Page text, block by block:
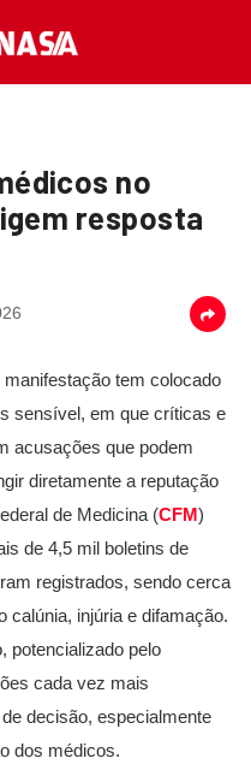
no
resposta
tem colocado
sensível, em que críticas e
acusações que podem
diretamente a reputação
de Medicina (CFM)
de 4,5 mil boletins de
registrados, sendo cerca
calúnia, injúria e difamação.
potencializado pelo
cada vez mais
decisão, especialmente
dos médicos.